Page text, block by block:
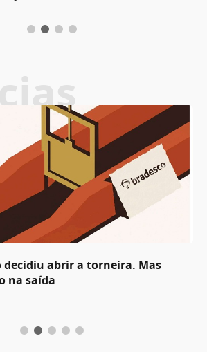
decidiu abrir a torneira. Mas
na saída